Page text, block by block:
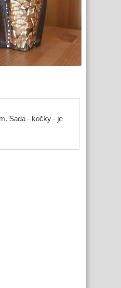
Sada - kočky - je